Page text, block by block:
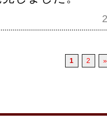
1 2 »